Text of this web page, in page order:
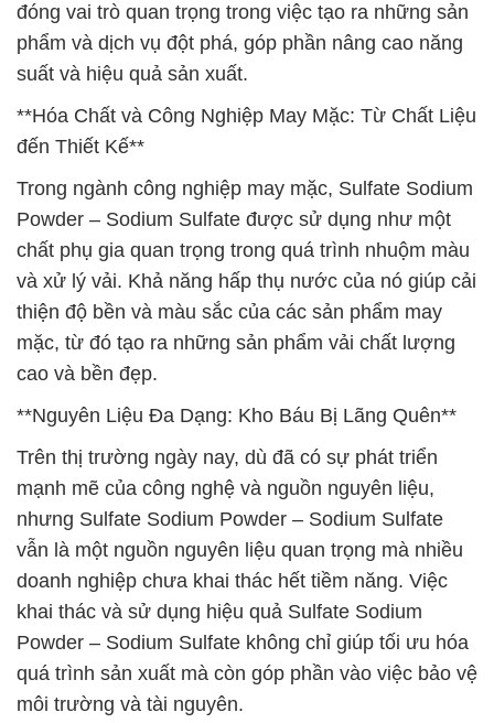
đóng vai trò quan trọng trong việc tạo ra những sản
phẩm và dịch vụ đột phá, góp phần nâng cao năng
suất và hiệu quả sản xuất.
**Hóa Chất và Công Nghiệp May Mặc: Từ Chất Liệu
đến Thiết Kế**
Trong ngành công nghiệp may mặc, Sulfate Sodium
Powder – Sodium Sulfate được sử dụng như một
chất phụ gia quan trọng trong quá trình nhuộm màu
và xử lý vải. Khả năng hấp thụ nước của nó giúp cải
thiện độ bền và màu sắc của các sản phẩm may
mặc, từ đó tạo ra những sản phẩm vải chất lượng
cao và bền đẹp.
**Nguyên Liệu Đa Dạng: Kho Báu Bị Lãng Quên**
Trên thị trường ngày nay, dù đã có sự phát triển
mạnh mẽ của công nghệ và nguồn nguyên liệu,
nhưng Sulfate Sodium Powder – Sodium Sulfate
vẫn là một nguồn nguyên liệu quan trọng mà nhiều
doanh nghiệp chưa khai thác hết tiềm năng. Việc
khai thác và sử dụng hiệu quả Sulfate Sodium
Powder – Sodium Sulfate không chỉ giúp tối ưu hóa
quá trình sản xuất mà còn góp phần vào việc bảo vệ
môi trường và tài nguyên.